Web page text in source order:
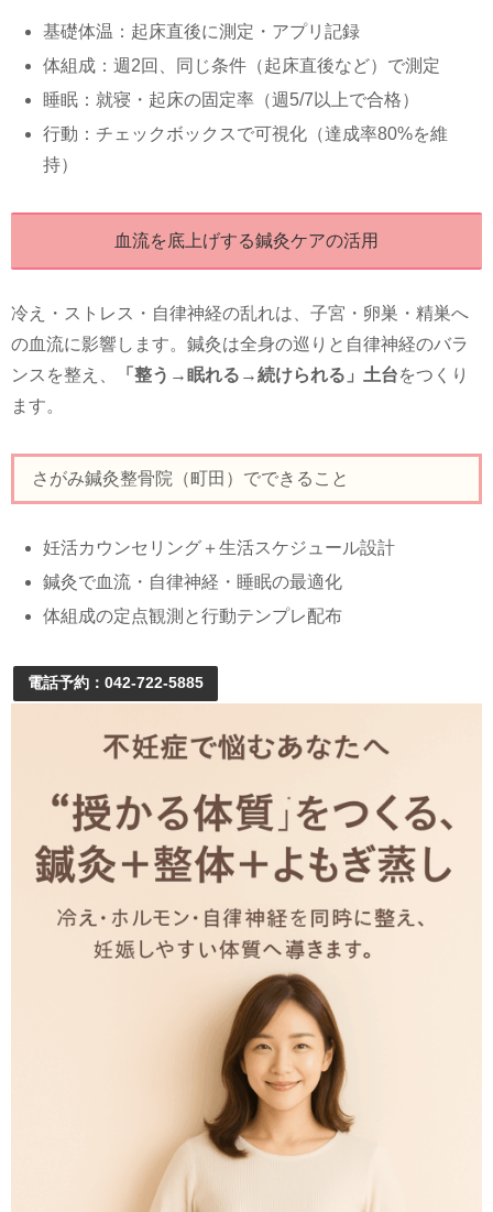
基礎体温：起床直後に測定・アプリ記録
体組成：週2回、同じ条件（起床直後など）で測定
睡眠：就寝・起床の固定率（週5/7以上で合格）
行動：チェックボックスで可視化（達成率80%を維
持）
血流を底上げする鍼灸ケアの活用
冷え・ストレス・自律神経の乱れは、子宮・卵巣・精巣へ
の血流に影響します。鍼灸は全身の巡りと自律神経のバラ
ンスを整え、
「整う→眠れる→続けられる」土台をつくり
ます。
さがみ鍼灸整骨院（町田）でできること
妊活カウンセリング＋生活スケジュール設計
鍼灸で血流・自律神経・睡眠の最適化
体組成の定点観測と行動テンプレ配布
電話予約：042-722-5885